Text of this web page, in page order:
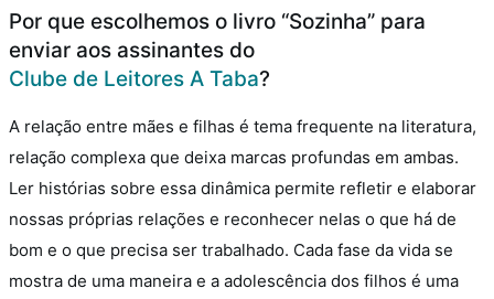
Por que escolhemos o livro “Sozinha” para
enviar aos assinantes do
Clube de Leitores A Taba?
A relação entre mães e filhas é tema frequente na literatura,
relação complexa que deixa marcas profundas em ambas.
Ler histórias sobre essa dinâmica permite refletir e elaborar
nossas próprias relações e reconhecer nelas o que há de
bom e o que precisa ser trabalhado. Cada fase da vida se
mostra de uma maneira e a adolescência dos filhos é uma